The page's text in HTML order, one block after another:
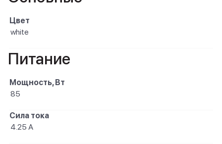
Цвет
white
Питание
Мощность, Вт
85
Сила тока
4.25 А